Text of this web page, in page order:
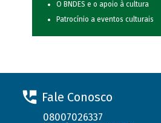
O BNDES e o apoio à cultura
Patrocínio a eventos culturais
Fale Conosco
08007026337